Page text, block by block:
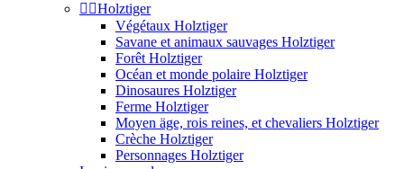
 Holztiger
Végétaux Holztiger
Savane et animaux sauvages Holztiger
Forêt Holztiger
Océan et monde polaire Holztiger
Dinosaures Holztiger
Ferme Holztiger
Moyen äge, rois reines, et chevaliers Holztiger
Crèche Holztiger
Personnages Holztiger